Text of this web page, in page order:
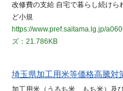
改修費の支給 自宅で暮らし続け
ど小規
https://www.pref.saitama.lg.jp/
ズ：21.786KB
埼玉県加工用米等価格高騰対
加工用米（うるち米、もち米）及